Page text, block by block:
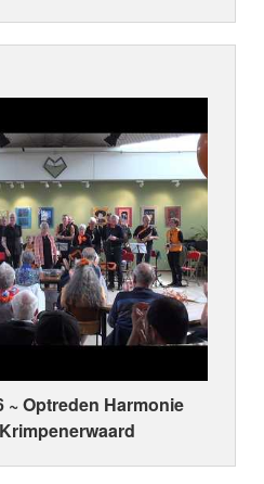
~ Optreden Harmonie